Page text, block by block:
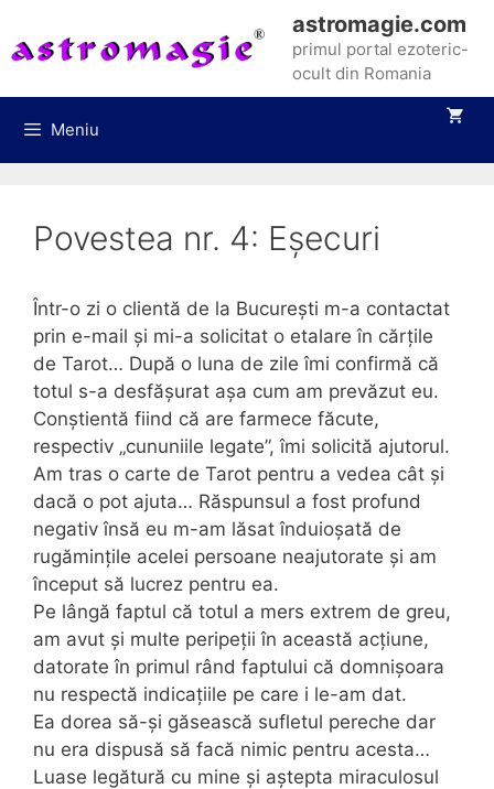
conținut
astromagie.com
primul portal ezoteric-
ocult din Romania
Meniu
Povestea nr. 4: Eșecuri
Într-o zi o clientă de la București m-a contactat
prin e-mail și mi-a solicitat o etalare în cărțile
de Tarot… După o luna de zile îmi confirmă că
totul s-a desfășurat așa cum am prevăzut eu.
Conștientă fiind că are farmece făcute,
respectiv „cununiile legate”, îmi solicită ajutorul.
Am tras o carte de Tarot pentru a vedea cât și
dacă o pot ajuta… Răspunsul a fost profund
negativ însă eu m-am lăsat înduioșată de
rugămințile acelei persoane neajutorate și am
început să lucrez pentru ea.
Pe lângă faptul că totul a mers extrem de greu,
am avut și multe peripeții în această acțiune,
datorate în primul rând faptului că domnișoara
nu respectă indicațiile pe care i le-am dat.
Ea dorea să-și găsească sufletul pereche dar
nu era dispusă să facă nimic pentru acesta…
Luase legătură cu mine și aștepta miraculosul